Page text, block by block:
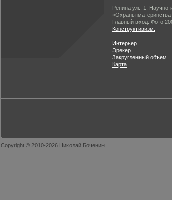
Репина ул., 1. Научно-
«Охраны
Главный вход. Фото
Конструктивизм.
Интерьер
Эрекер.
Закругленный объем
Карта
Copyright © 2010-2026 Николай Боченин